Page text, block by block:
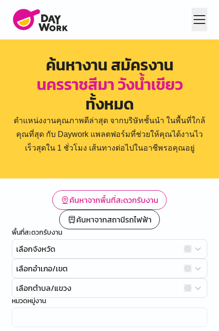
ค้นหางาน สมัครงาน
นครราชสีมา วังน้ำเขียว
ทั้งหมด
ตำแหน่งงานคุณภาพดีล่าสุด จากบริษัทชั้นนำ ในพื้นที่ใกล้
คุณที่สุด กับ Daywork แพลตฟอร์มที่ช่วยให้คุณได้งานไว
เร็วสุดใน 1 ชั่วโมง เส้นทางต่อไปในอาชีพรอคุณอยู่
ค้นหาจากพื้นที่สะดวกรับงาน
ค้นหาจากสถานีรถไฟฟ้า
พื้นที่สะดวกรับงาน
เลือกจังหวัด
เลือกอำเภอ/เขต
เลือกตำบล/แขวง
หมวดหมู่งาน